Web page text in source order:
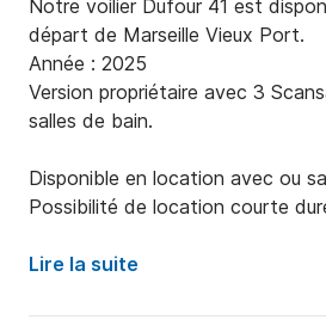
Notre voilier Dufour 41 est
départ de Marseille Vieux Port.
Année : 2025
Version propriétaire avec 3
salles de bain.
Disponible en location avec ou
Possibilité de location courte
Lire la suite